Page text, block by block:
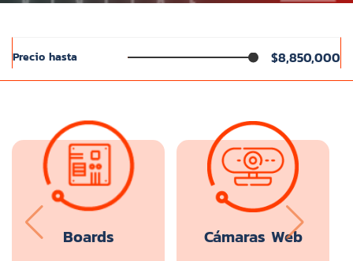
Precio hasta $8,850,000
Boards Cámaras Web